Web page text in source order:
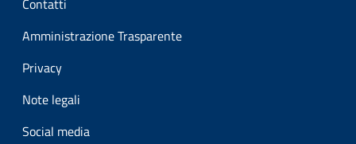
Contatti
Amministrazione Trasparente
Privacy
Note legali
Social media